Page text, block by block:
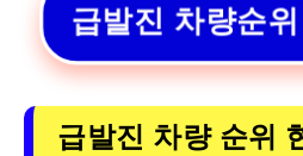
급발진 차량순
급발진 차량 순위